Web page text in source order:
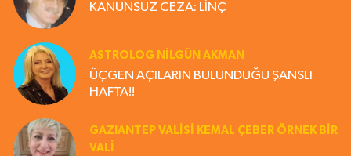
KANUNSUZ CEZA: LİNÇ
ASTROLOG NILGÜN AKMAN
ÜÇGEN AÇILARIN BULUNDUĞU ŞANSLI
HAFTA!!
GAZIANTEP VALISI KEMAL ÇEBER ÖRNEK BİR
VALİ